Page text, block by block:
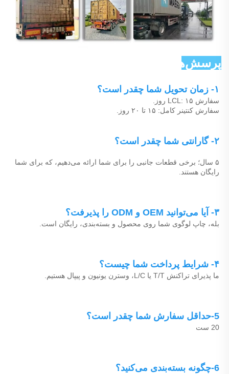
پرسش‌های رایج
۱- زمان تحویل شما چقدر است؟
سفارش LCL: ۱۵ روز.
سفارش کنتینر کامل: ۱۵ تا ۲۰ روز.
۲- گارانتی شما چقدر است؟
رایگان هستند.
۳- آیا می‌توانید OEM و ODM را پذیرفت؟
بله، چاپ لوگوی شما روی محصول و بسته‌بندی، رایگان است.
۴- شرایط پرداخت شما چیست؟
ما پذیرای تراکنش T/T یا L/C، وسترن یونیون و پیپال هستیم.
5-حداقل سفارش شما چقدر است؟
20 ست
6-چگونه بسته‌بندی می‌کنید؟